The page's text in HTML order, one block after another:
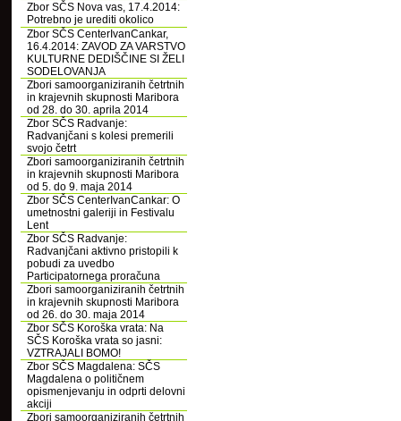
Zbor SČS Nova vas, 17.4.2014:
Potrebno je urediti okolico
Zbor SČS CenterIvanCankar,
16.4.2014: ZAVOD ZA VARSTVO
KULTURNE DEDIŠČINE SI ŽELI
SODELOVANJA
Zbori samoorganiziranih četrtnih
in krajevnih skupnosti Maribora
od 28. do 30. aprila 2014
Zbor SČS Radvanje:
Radvanjčani s kolesi premerili
svojo četrt
Zbori samoorganiziranih četrtnih
in krajevnih skupnosti Maribora
od 5. do 9. maja 2014
Zbor SČS CenterIvanCankar: O
umetnostni galeriji in Festivalu
Lent
Zbor SČS Radvanje:
Radvanjčani aktivno pristopili k
pobudi za uvedbo
Participatornega proračuna
Zbori samoorganiziranih četrtnih
in krajevnih skupnosti Maribora
od 26. do 30. maja 2014
Zbor SČS Koroška vrata: Na
SČS Koroška vrata so jasni:
VZTRAJALI BOMO!
Zbor SČS Magdalena: SČS
Magdalena o političnem
opismenjevanju in odprti delovni
akciji
Zbori samoorganiziranih četrtnih